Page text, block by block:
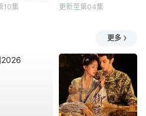
10集 更新至第04集
更多